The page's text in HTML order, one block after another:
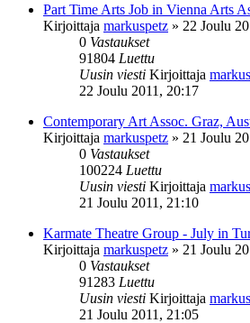
Part Time Arts Job in Vienna Arts
Kirjoittaja markuspetz » 22 Joulu
0 Vastaukset
91804 Luettu
Uusin viesti Kirjoittaja
22 Joulu 2011, 20:17
Contemporary Art Assoc. Graz,
Kirjoittaja markuspetz » 21 Joulu
0 Vastaukset
100224 Luettu
Uusin viesti Kirjoittaja
21 Joulu 2011, 21:10
Karmate Theatre Group - July in
Kirjoittaja markuspetz » 21 Joulu
0 Vastaukset
91283 Luettu
Uusin viesti Kirjoittaja
21 Joulu 2011, 21:05